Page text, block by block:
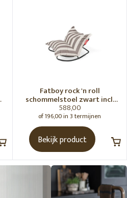
Fatboy rock 'n roll
schommelstoel zwart incl.
original Outdoor zitzak
Stripe Cacao
588,00
of 196,00 in 3 termijnen
Bekijk product